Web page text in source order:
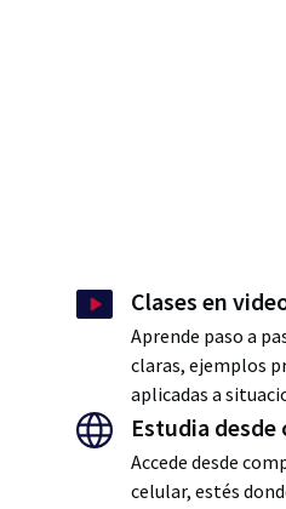
Clases en
Aprende paso a
claras, ejemplos
aplicadas a
Estudia
Accede desde
celular, estés